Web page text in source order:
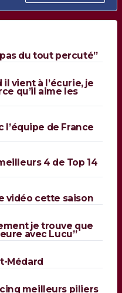
pas du tout percuté”
vient à l’écurie, je
qu’il aime les
de France
4 de Top 14
vidéo cette saison
je trouve que
avec Lucu”
Médard
meilleurs piliers